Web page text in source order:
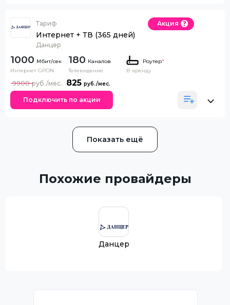
Тариф
Интернет + ТВ (365 дней)
Данцер
Акция
1000
Интернет GPON
180 Каналов
Телевидение
Роутер*
В аренду
825
9900
Подключить по акции
Показать ещё
Похожие провайдеры
Данцер